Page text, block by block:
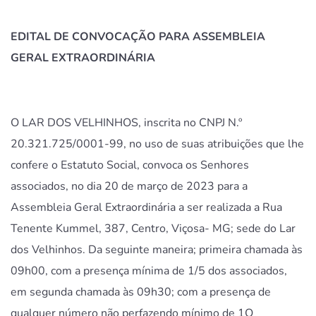
EDITAL DE CONVOCAÇÃO PARA ASSEMBLEIA
GERAL EXTRAORDINÁRIA
O LAR DOS VELHINHOS, inscrita no CNPJ N.º
20.321.725/0001-99, no uso de suas atribuições que lhe
confere o Estatuto Social, convoca os Senhores
associados, no dia 20 de março de 2023 para a
Assembleia Geral Extraordinária a ser realizada a Rua
Tenente Kummel, 387, Centro, Viçosa- MG; sede do Lar
dos Velhinhos. Da seguinte maneira; primeira chamada às
09h00, com a presença mínima de 1/5 dos associados,
em segunda chamada às 09h30; com a presença de